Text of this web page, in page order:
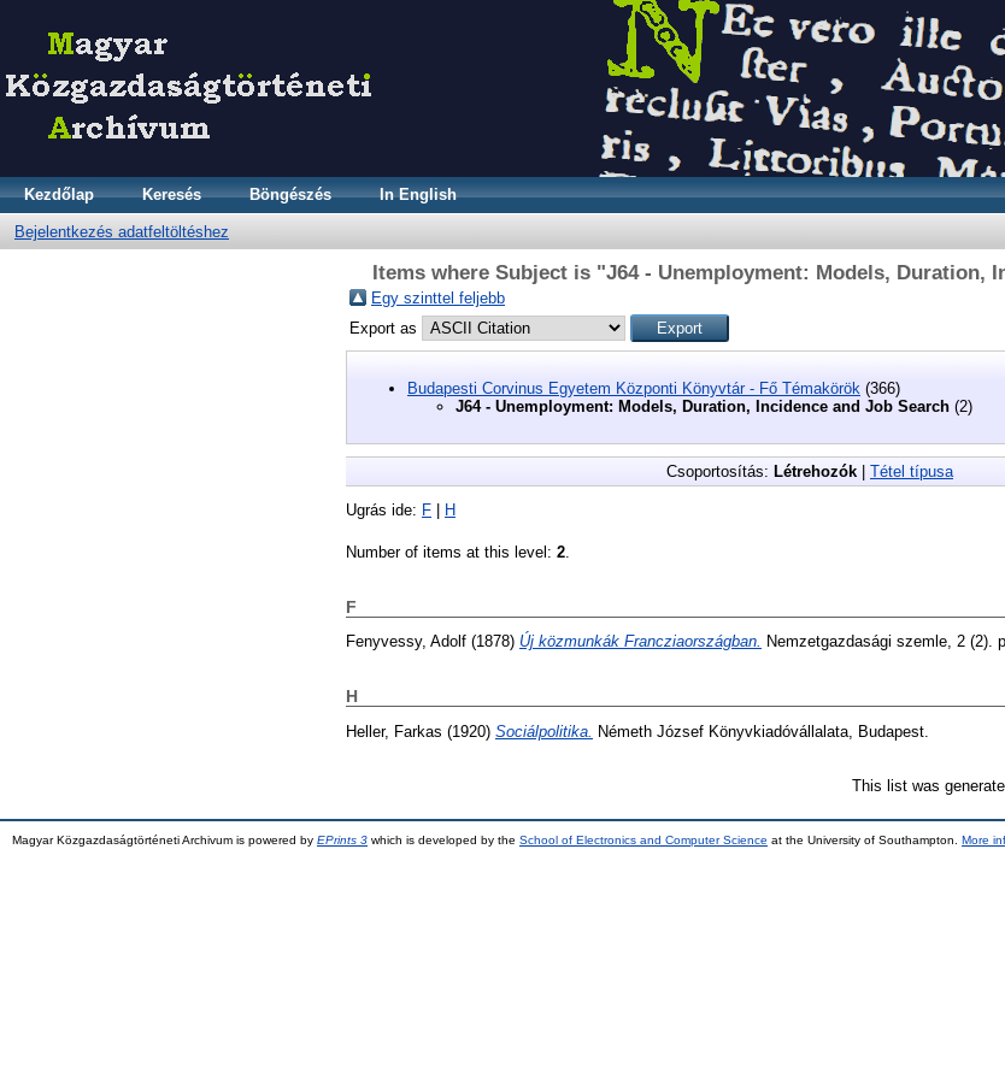
Kezdőlap Keresés Böngészés In English
Bejelentkezés adatfeltöltéshez
Items where Subject is "J64 - Unemployment: Models, Duration,
Egy szinttel feljebb
Export as
Budapesti Corvinus Egyetem Központi Könyvtár - Fő Témakörök (366)
J64 - Unemployment: Models, Duration, Incidence and Job Search (2)
Csoportosítás: Létrehozók | Tétel típusa
Ugrás ide: F | H
Number of items at this level: 2
F
Fenyvessy, Adolf (1878) Új közmunkák Francziaországban. Nemzetgazdasági szemle, 2 (2).
H
Heller, Farkas (1920) Sociálpolitika. Németh József Könyvkiadóvállalata, Budapest.
This list was
Magyar Közgazdaságtörténeti Archivum is powered by EPrints 3 which is developed by the School of Electronics and Computer Science at the University of Southampton. More